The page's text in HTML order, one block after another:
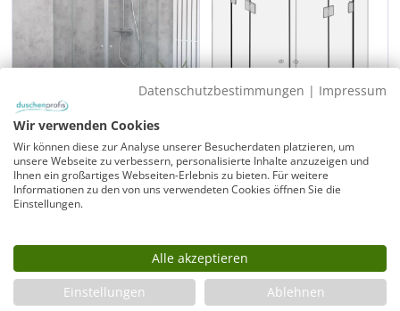
Viertelkreis-Dusche 90x90 mit 2 Türen &
Duschwanne
Türen an Festteilen in Glashöhe 195cm
komplett mit Mineral-Colorat Flach-Duschwanne 90 x
90 x 3,5cm
mit Ablauf-Garnitur Siphon chromfarbengratis
Datenschutzbestimmungen | Impressum
Wir verwenden Cookies
Wir können diese zur Analyse unserer Besucherdaten platzieren, um
unsere Webseite zu verbessern, personalisierte Inhalte anzuzeigen und
Ihnen ein großartiges Webseiten-Erlebnis zu bieten. Für weitere
Informationen zu den von uns verwendeten Cookies öffnen Sie die
Einstellungen.
Alle akzeptieren
Einstellungen
Ablehnen